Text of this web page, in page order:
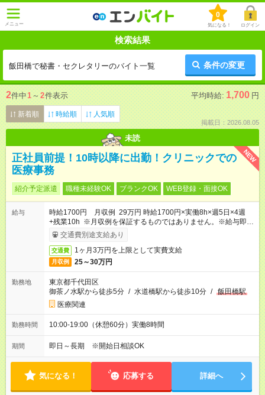
メニュー
0
気になる！ ログイン
検索結果
飯田橋で秘書・セクレタリーのバイト一覧 条件の変更
2件中1 ～ 2件表示 平均時給: 1,700 円
新着順 時給順 人気順
掲載日：2026.08.05
未読
NEW
正社員前提！10時以降に出勤！クリニックでの
医療事務
紹介予定派遣 職種未経験OK ブランクOK WEB登録・面接OK
給与
時給1700円 月収例 29万円 時給1700円×実働8h×週5日×4週
+残業10h ※月収例を保証するものではありません。※給与即受
取りサービス利用可（利用条件有）
交通費別途支給あり
交通費 1ヶ月3万円を上限として実費支給
月収例 25～30万円
勤務地
東京都千代田区
御茶ノ水駅から徒歩5分 / 水道橋駅から徒歩10分 / 飯田橋駅
医療関連
勤務時間 10:00-19:00（休憩60分）実働8時間
期間 即日～長期 ※開始日相談OK
気になる！ 応募する 詳細へ